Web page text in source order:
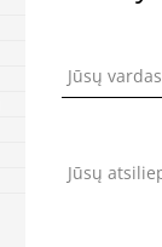
Jūsų vardas
Jūsų